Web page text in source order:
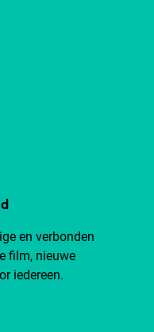
en verbonden
film, nieuwe
iedereen.